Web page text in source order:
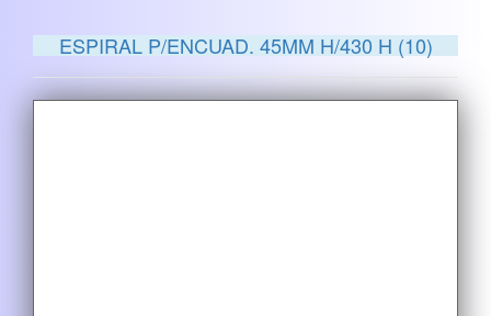
ESPIRAL P/ENCUAD. 45MM H/430 H (10)